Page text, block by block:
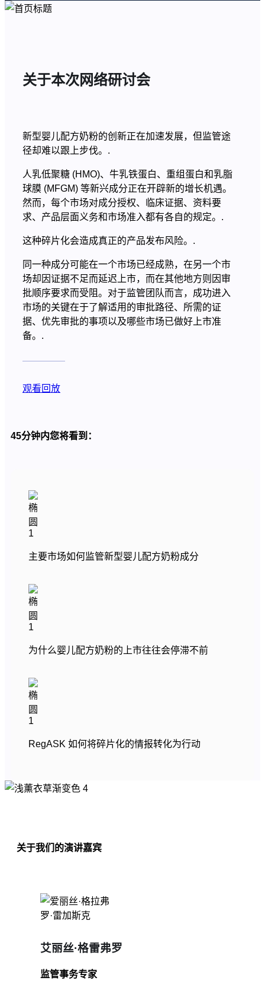
关于本次网络研讨会
新型婴儿配方奶粉的创新正在加速发展，但监管途
径却难以跟上步伐。.
人乳低聚糖 (HMO)、牛乳铁蛋白、重组蛋白和乳脂
球膜 (MFGM) 等新兴成分正在开辟新的增长机遇。
然而，每个市场对成分授权、临床证据、资料要
求、产品层面义务和市场准入都有各自的规定。.
这种碎片化会造成真正的产品发布风险。.
同一种成分可能在一个市场已经成熟，在另一个市
场却因证据不足而延迟上市，而在其他地方则因审
批顺序要求而受阻。对于监管团队而言，成功进入
市场的关键在于了解适用的审批路径、所需的证
据、优先审批的事项以及哪些市场已做好上市准
备。.
观看回放
45分钟内您将看到：
主要市场如何监管新型婴儿配方奶粉成分
为什么婴儿配方奶粉的上市往往会停滞不前
RegASK 如何将碎片化的情报转化为行动
关于我们的演讲嘉宾
艾丽丝·格雷弗罗
监管事务专家